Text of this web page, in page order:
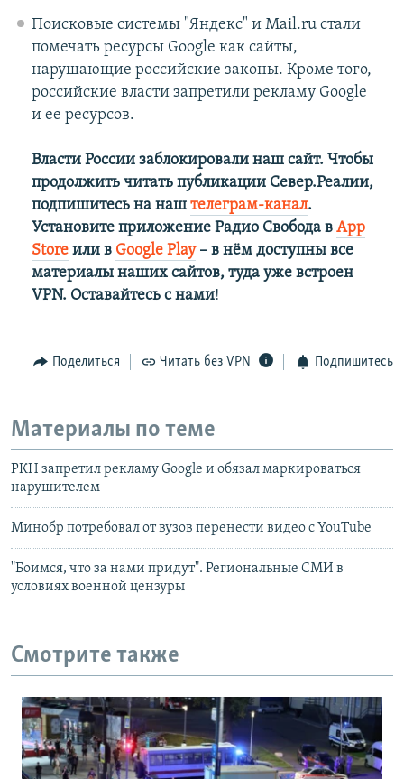
Поисковые системы "Яндекс" и Mail.ru стали
помечать ресурсы Google как сайты,
нарушающие российские законы. Кроме того,
российские власти запретили рекламу Google
и ее ресурсов.
Власти России заблокировали наш сайт. Чтобы
продолжить читать публикации Север.Реалии,
подпишитесь на наш телеграм-канал.
Установите приложение Радио Свобода в App
Storeили в Google Play– в нём доступны все
материалы наших сайтов, туда уже встроен
VPN. Оставайтесь с нами!
Поделиться Читать без VPN Подпишитесь
Материалы по теме
РКН запретил рекламу Google и обязал маркироваться
нарушителем
Минобр потребовал от вузов перенести видео с YouTube
"Боимся, что за нами придут". Региональные СМИ в
условиях военной цензуры
Смотрите также